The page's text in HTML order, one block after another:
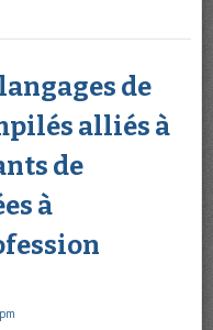
langages de
alliés à
de
à